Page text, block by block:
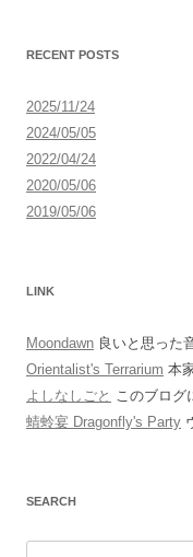
ョ
RECENT POSTS
2025/11/24
2024/05/05
2022/04/24
2020/05/06
2019/05/06
LINK
Moondawn 良いと思った
Orientalist's Terrarium 本
よしなしごと このブログ
蜻蛉宴 Dragonfly's Party
SEARCH